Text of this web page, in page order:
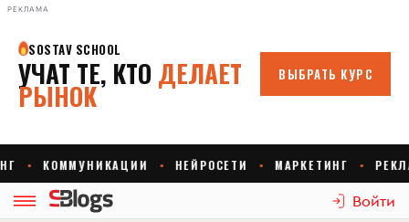
РЕКЛАМА
Войти